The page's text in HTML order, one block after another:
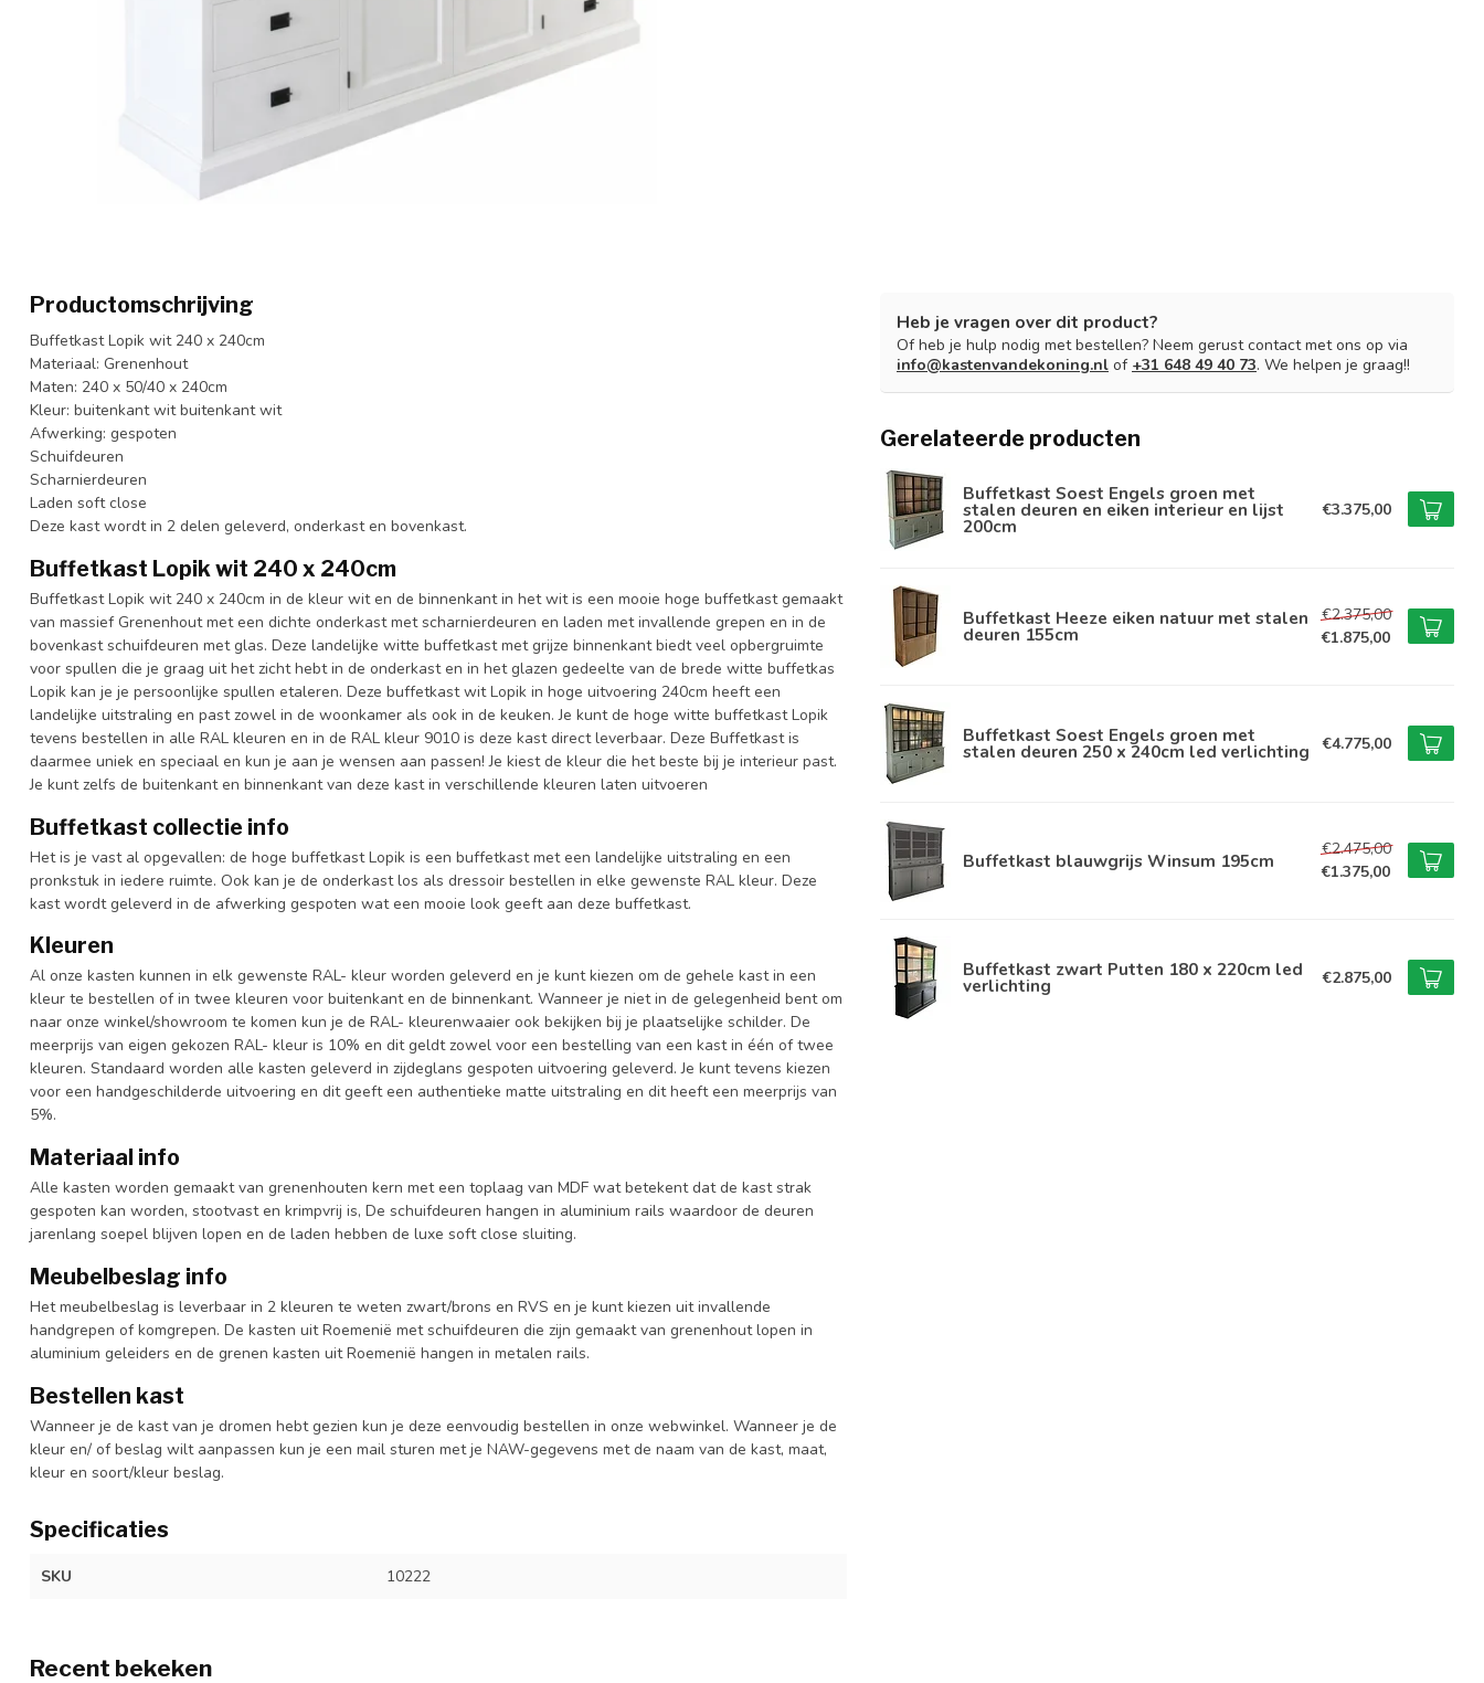
Productomschrijving
Buffetkast Lopik wit 240 x 240cm
Materiaal: Grenenhout
Maten: 240 x 50/40 x 240cm
Kleur: buitenkant wit buitenkant wit
Afwerking: gespoten
Schuifdeuren
Scharnierdeuren
Laden soft close
Deze kast wordt in 2 delen geleverd, onderkast en bovenkast.
Buffetkast Lopik wit 240 x 240cm
Buffetkast Lopik wit 240 x 240cm in de kleur wit en de binnenkant in het wit is een mooie hoge buffetkast gemaakt
van massief Grenenhout met een dichte onderkast met scharnierdeuren en laden met invallende grepen en in de
bovenkast schuifdeuren met glas. Deze landelijke witte buffetkast met grijze binnenkant biedt veel opbergruimte
voor spullen die je graag uit het zicht hebt in de onderkast en in het glazen gedeelte van de brede witte buffetkas
Lopik kan je je persoonlijke spullen etaleren. Deze buffetkast wit Lopik in hoge uitvoering 240cm heeft een
landelijke uitstraling en past zowel in de woonkamer als ook in de keuken. Je kunt de hoge witte buffetkast Lopik
tevens bestellen in alle RAL kleuren en in de RAL kleur 9010 is deze kast direct leverbaar. Deze Buffetkast is
daarmee uniek en speciaal en kun je aan je wensen aan passen! Je kiest de kleur die het beste bij je interieur past.
Je kunt zelfs de buitenkant en binnenkant van deze kast in verschillende kleuren laten uitvoeren
Buffetkast collectie info
Het is je vast al opgevallen: de hoge buffetkast Lopik is een buffetkast met een landelijke uitstraling en een
pronkstuk in iedere ruimte. Ook kan je de onderkast los als dressoir bestellen in elke gewenste RAL kleur. Deze
kast wordt geleverd in de afwerking gespoten wat een mooie look geeft aan deze buffetkast.
Kleuren
Al onze kasten kunnen in elk gewenste RAL- kleur worden geleverd en je kunt kiezen om de gehele kast in een
kleur te bestellen of in twee kleuren voor buitenkant en de binnenkant. Wanneer je niet in de gelegenheid bent om
naar onze winkel/showroom te komen kun je de RAL- kleurenwaaier ook bekijken bij je plaatselijke schilder. De
meerprijs van eigen gekozen RAL- kleur is 10% en dit geldt zowel voor een bestelling van een kast in één of twee
kleuren. Standaard worden alle kasten geleverd in zijdeglans gespoten uitvoering geleverd. Je kunt tevens kiezen
voor een handgeschilderde uitvoering en dit geeft een authentieke matte uitstraling en dit heeft een meerprijs van
5%.
Materiaal info
Alle kasten worden gemaakt van grenenhouten kern met een toplaag van MDF wat betekent dat de kast strak
gespoten kan worden, stootvast en krimpvrij is, De schuifdeuren hangen in aluminium rails waardoor de deuren
jarenlang soepel blijven lopen en de laden hebben de luxe soft close sluiting.
Meubelbeslag info
Het meubelbeslag is leverbaar in 2 kleuren te weten zwart/brons en RVS en je kunt kiezen uit invallende
handgrepen of komgrepen. De kasten uit Roemenië met schuifdeuren die zijn gemaakt van grenenhout lopen in
aluminium geleiders en de grenen kasten uit Roemenië hangen in metalen rails.
Bestellen kast
Wanneer je de kast van je dromen hebt gezien kun je deze eenvoudig bestellen in onze webwinkel. Wanneer je de
kleur en/ of beslag wilt aanpassen kun je een mail sturen met je NAW-gegevens met de naam van de kast, maat,
kleur en soort/kleur beslag.
Specificaties
SKU 10222
Heb je vragen over dit product?
Of heb je hulp nodig met bestellen? Neem gerust contact met ons op via
info@kastenvandekoning.nl of +31 648 49 40 73. We helpen je graag!!
Gerelateerde producten
Buffetkast Soest Engels groen met
stalen deuren en eiken interieur en lijst
200cm
€3.375,00
Buffetkast Heeze eiken natuur met stalen
deuren 155cm
€2.375,00
€1.875,00
Buffetkast Soest Engels groen met
stalen deuren 250 x 240cm led verlichting €4.775,00
Buffetkast blauwgrijs Winsum 195cm
€2.475,00
€1.375,00
Buffetkast zwart Putten 180 x 220cm led
verlichting €2.875,00
Recent bekeken